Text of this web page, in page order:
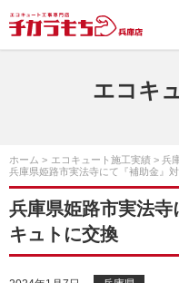
エコキ
ホーム エコキュート施工実績
兵
兵庫県姫路市実法寺にて『補助金』
兵庫県姫路市実法寺
キュトに交換